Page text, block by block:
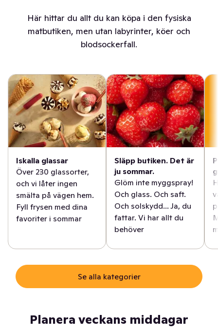
Här hittar du allt du kan köpa i den fysiska
matbutiken, men utan labyrinter, köer och
blodsockerfall.
Iskalla glassar
Över 230 glassorter,
och vi låter ingen
smälta på vägen hem.
Fyll frysen med dina
favoriter i sommar
Släpp butiken. Det är
ju sommar.
Glöm inte myggspray!
Och glass. Och saft.
Och solskydd... Ja, du
fattar. Vi har allt du
behöver
Se alla kategorier
Planera veckans middagar